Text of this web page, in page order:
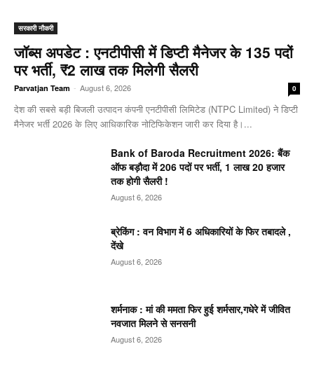
सरकारी नौकरी
जॉब्स अपडेट : एनटीपीसी में डिप्टी मैनेजर के 135 पदों
पर भर्ती, ₹2 लाख तक मिलेगी सैलरी
Parvatjan Team - August 6, 2026 0
देश की सबसे बड़ी बिजली उत्पादन कंपनी एनटीपीसी लिमिटेड (NTPC Limited) ने डिप्टी
मैनेजर भर्ती 2026 के लिए आधिकारिक नोटिफिकेशन जारी कर दिया है।...
Bank of Baroda Recruitment 2026: बैंक
ऑफ बड़ौदा में 206 पदों पर भर्ती, 1 लाख 20 हजार
तक होगी सैलरी !
August 6, 2026
ब्रेकिंग : वन विभाग में 6 अधिकारियों के फिर तबादले ,
देंखे
August 6, 2026
शर्मनाक : मां की ममता फिर हुई शर्मसार,गधेरे में जीवित
नवजात मिलने से सनसनी
August 6, 2026